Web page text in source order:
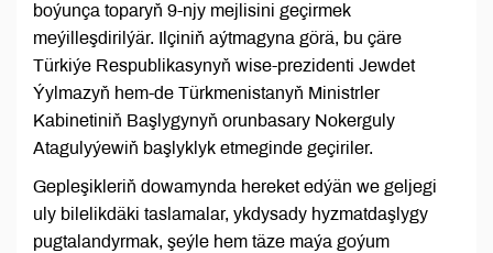
boýunça toparyň 9-njy mejlisini geçirmek
meýilleşdirilýär. Ilçiniň aýtmagyna görä, bu çäre
Türkiýe Respublikasynyň wise-prezidenti Jewdet
Ýylmazyň hem-de Türkmenistanyň Ministrler
Kabinetiniň Başlygynyň orunbasary Nokerguly
Atagulyýewiň başlyklyk etmeginde geçiriler.
Gepleşikleriň dowamynda hereket edýän we geljegi
uly bilelikdäki taslamalar, ykdysady hyzmatdaşlygy
pugtalandyrmak, şeýle hem täze maýa goýum